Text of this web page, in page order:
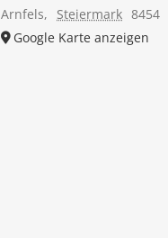
Arnfels, Steiermark 8454
Google Karte anzeigen